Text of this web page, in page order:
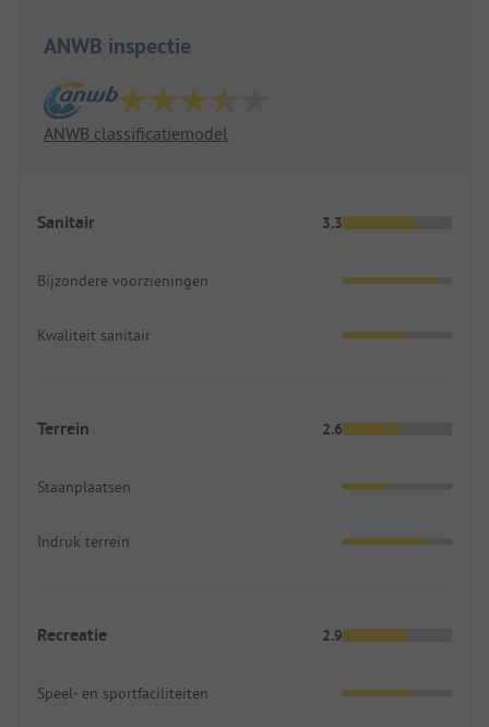
ANWB inspectie
ANWB classificatiemodel
Sanitair 3.3
Bijzondere voorzieningen
Kwaliteit sanitair
Terrein 2.6
Staanplaatsen
Indruk terrein
Recreatie 2.9
Speel- en sportfaciliteiten